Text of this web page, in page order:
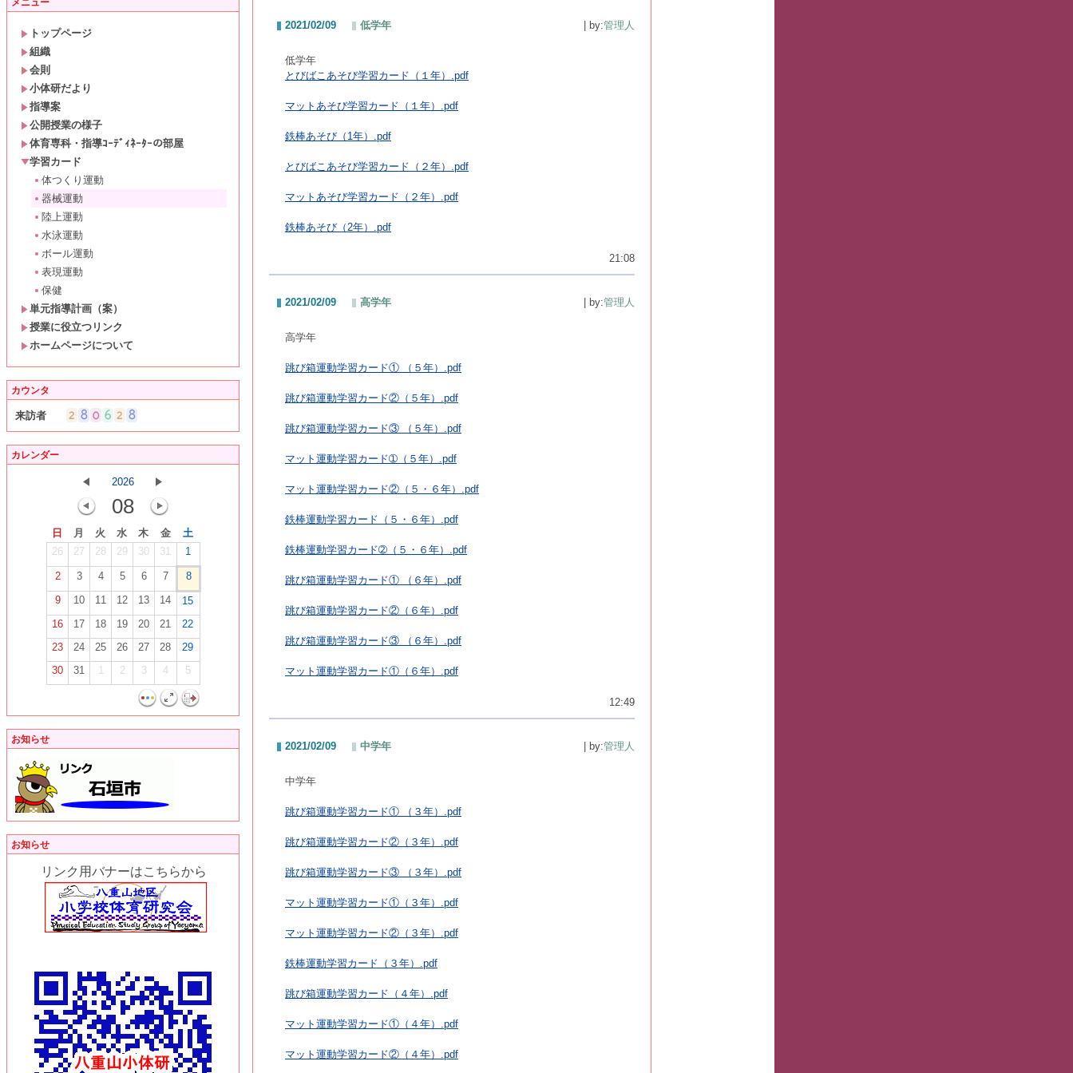
トップページ
組織
会則
小体研だより
指導案
公開授業の様子
体育専科・指導ｺｰﾃﾞｨﾈｰﾀｰの部屋
学習カード
体つくり運動
器械運動
陸上運動
水泳運動
ボール運動
表現運動
保健
単元指導計画（案）
授業に役立つリンク
ホームページについて
カウンタ
来訪者
カレンダー
2026
08
日 月 火 水 木 金
土
26
27 28 29 30 31 1
2 3 4 5 6 7
8
9
10 11 12 13 14
15
16
17 18 19 20 21
22
23
24 25 26 27 28
29
30
31 1 2 3 4 5
お知らせ
お知らせ
リンク用バナーはこちらから
2021/02/09 低学年 | by:管理人
低学年
とびばこあそび学習カード（１年）.pdf
マットあそび学習カード（１年）.pdf
鉄棒あそび（1年）.pdf
とびばこあそび学習カード（２年）.pdf
マットあそび学習カード（２年）.pdf
鉄棒あそび（2年）.pdf
21:08
2021/02/09 高学年 | by:管理人
高学年
跳び箱運動学習カード① （５年）.pdf
跳び箱運動学習カード②（５年）.pdf
跳び箱運動学習カード③ （５年）.pdf
マット運動学習カード➀（５年）.pdf
マット運動学習カード②（５・６年）.pdf
鉄棒運動学習カード（５・６年）.pdf
鉄棒運動学習カード➁（５・６年）.pdf
跳び箱運動学習カード① （６年）.pdf
跳び箱運動学習カード②（６年）.pdf
跳び箱運動学習カード③ （６年）.pdf
マット運動学習カード①（６年）.pdf
12:49
2021/02/09 中学年 | by:管理人
中学年
跳び箱運動学習カード① （３年）.pdf
跳び箱運動学習カード②（３年）.pdf
跳び箱運動学習カード③ （３年）.pdf
マット運動学習カード①（３年）.pdf
マット運動学習カード②（３年）.pdf
鉄棒運動学習カード（３年）.pdf
跳び箱運動学習カード（４年）.pdf
マット運動学習カード①（４年）.pdf
マット運動学習カード②（４年）.pdf